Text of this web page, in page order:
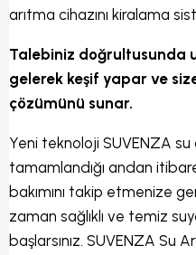
arıtma cihazını kiralama
Talebiniz doğrultusunda
gelerek keşif yapar ve
çözümünü sunar.
Yeni teknoloji SUVENZA su
tamamlandığı andan
bakımını takip etmenize
zaman sağlıklı ve temiz
başlarsınız. SUVENZA Su